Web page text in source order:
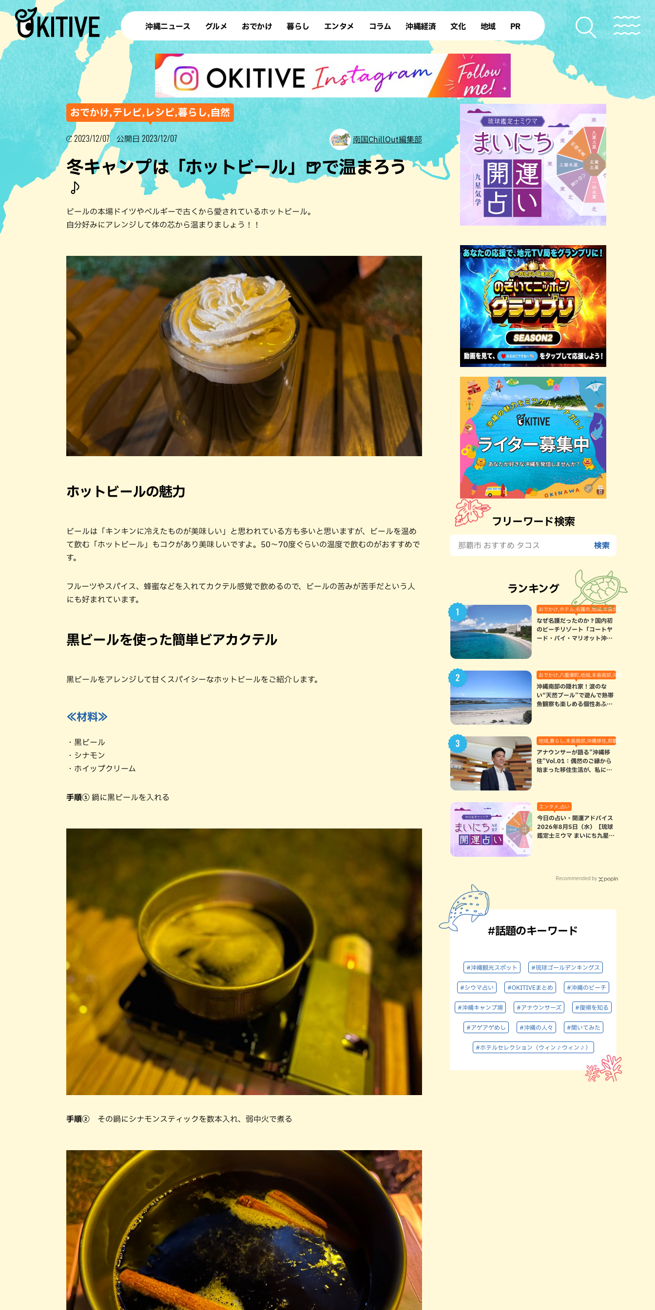
沖縄ニュース グルメ
ラーメン 沖縄そば
テイクアウト カフェ
すし・魚料理 和食・日本料理
沖縄料理 アジア・エスニック
ステーキ・焼肉 焼鳥・串料理
その他の肉料理 居酒屋・バー
ブッフェ・バイキング
パン
おでかけ
デート ドライブ
散歩 ソロ活
歴史
アート
ホテル
サウナ 公園
暮らし
レシピ SDGs
ファッション ローカルニュース
沖縄移住 沖縄旧暦行事
エンタメ
スポーツ 占い
タレント・芸人 テレビ
コラム 沖縄経済 文化
復帰50年
地域
本島北部 本島中部
本島南部 先島諸島
北部離島
PR
おでかけ,テレビ,レシピ,暮らし,自然
2023/12/07 公開日 2023/12/07 南国ChillOut編集部
冬キャンプは「ホットビール」🍺で温まろう
♪
ビールの本場ドイツやベルギーで古くから愛されているホットビール。
自分好みにアレンジして体の芯から温まりましょう！！
ホットビールの魅力
ビールは「キンキンに冷えたものが美味しい」と思われている方も多いと思いますが、ビールを温め
て飲む「ホットビール」もコクがあり美味しいですよ。50～70度ぐらいの温度で飲むのがおすすめで
す。
フルーツやスパイス、蜂蜜などを入れてカクテル感覚で飲めるので、ビールの苦みが苦手だという人
にも好まれています。
黒ビールを使った簡単ビアカクテル
黒ビールをアレンジして甘くスパイシーなホットビールをご紹介します。
≪材料≫
・黒ビール
・シナモン
・ホイップクリーム
手順① 鍋に黒ビールを入れる
手順② その鍋にシナモンスティックを数本入れ、弱中火で煮る
フリーワード検索
ランキング
おでかけ,ホテル,名護市,地域,本島北部
なぜ名護だったのか？国内初
のビーチリゾート「コートヤ
ード・バイ・マリオット沖縄
おでかけ,八重瀬町,地域,本島南部,沖縄の海,自然
沖縄南部の隠れ家！波のな
い“天然プール”で遊んで熱帯
魚観察も楽しめる個性あふれ
地域,暮らし,本島南部,沖縄移住,那覇市
アナウンサーが語る”沖縄移
住”Vol.01：偶然のご縁から
始まった移住生活が、私にと
エンタメ,占い
今日の占い・開運アドバイス
2026年8月5日（水）【琉球
鑑定士ミウマ まいにち九星気
Recommended by
#話題のキーワード
#沖縄観光スポット #琉球ゴールデンキングス
#シウマ占い #OKITIVEまとめ #沖縄のビーチ
#沖縄キャンプ場 #アナウンサーズ #復帰を知る
#アゲアゲめし #沖縄の人々 #聞いてみた
#ホテルセレクション（ウィン♪ウィン♪）